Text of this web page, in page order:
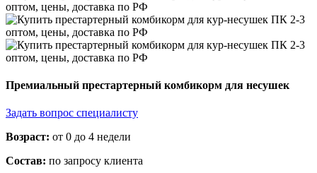
Премиальный престартерный комбикорм для несушек
Задать вопрос специалисту
Возраст: от 0 до 4 недели
Состав: по запросу клиента